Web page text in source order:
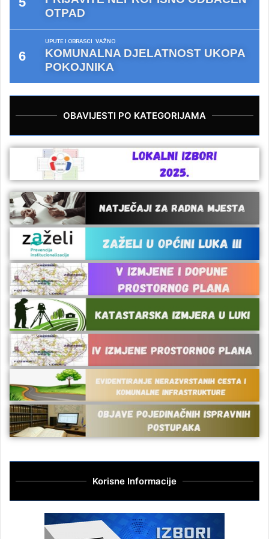
OTPAD
UPUTE I OBRASCI VAŽNO
KOMUNALNA DJELATNOST UKOPA
POKOJNIKA
OBAVIJESTI PO KATEGORIJAMA
Korisne Informacije